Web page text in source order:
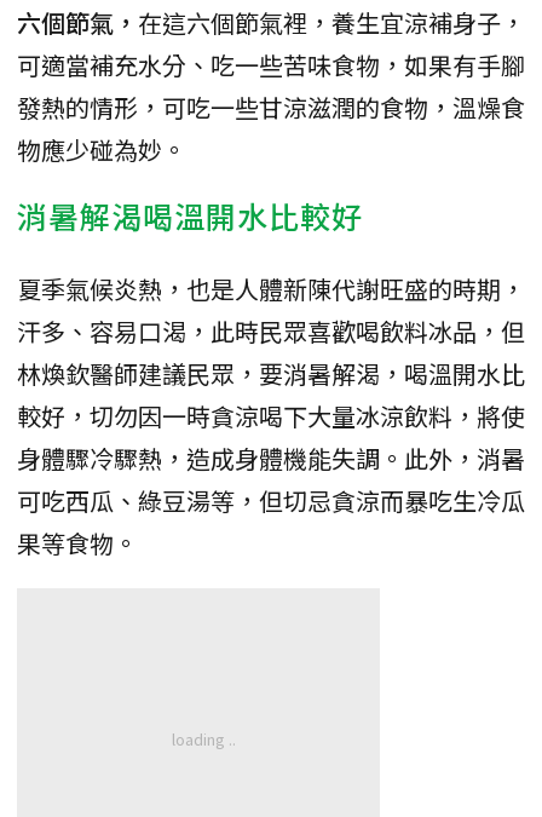
六個節氣， 在這六個節氣裡，養生宜涼補身子，
可適當補充水分、吃一些苦味食物，如果有手腳
發熱的情形，可吃一些甘涼滋潤的食物，溫燥食
物應少碰為妙。
消暑解渴喝溫開水比較好
夏季氣候炎熱，也是人體新陳代謝旺盛的時期，
汗多、容易口渴，此時民眾喜歡喝飲料冰品，但
林煥欽醫師建議民眾，要消暑解渴，喝溫開水比
較好，切勿因一時貪涼喝下大量冰涼飲料，將使
身體驟冷驟熱，造成身體機能失調。此外，消暑
可吃西瓜、綠豆湯等，但切忌貪涼而暴吃生冷瓜
果等食物。